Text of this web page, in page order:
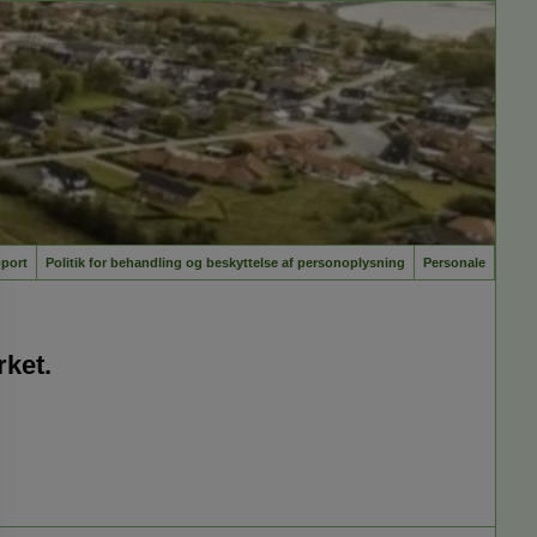
Politik for behandling og beskyttelse af personoplysning Personale